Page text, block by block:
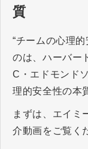
質
“チームの心理
のは、ハーバー
C・エドモンド
理的安全性の本
まずは、エイミ
介動画をご覧く